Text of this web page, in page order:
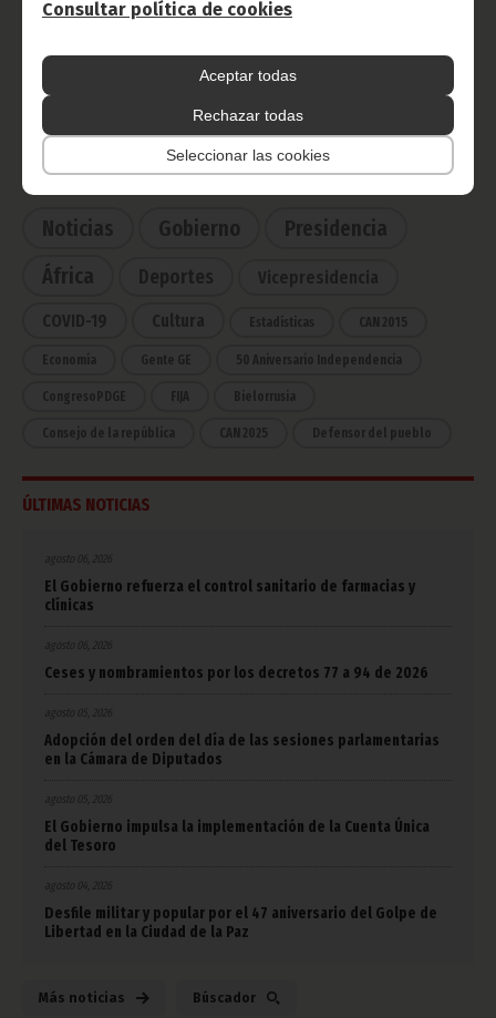
Consultar política de cookies
Aceptar todas
Rechazar todas
Seleccionar las cookies
Radio Nacional de Guinea
Ecuatorial
Haz click aquí para escuchar ahora
CATEGORÍAS
Noticias Gobierno
Presidencia
África
Deportes Vicepresidencia
COVID-19 Cultura Estadísticas CAN 2015
Economía Gente GE 50 Aniversario Independencia
CongresoPDGE FIJA Bielorrusia
Consejo de la república CAN 2025 Defensor del pueblo
ÚLTIMAS NOTICIAS
agosto 06, 2026
El Gobierno refuerza el control sanitario de farmacias y
clínicas
agosto 06, 2026
Ceses y nombramientos por los decretos 77 a 94 de 2026
Adopción del orden del día de las sesiones parlamentarias
en la Cámara de Diputados
El Gobierno impulsa la implementación de la Cuenta Única
del Tesoro
agosto 04, 2026
Desfile militar y popular por el 47 aniversario del Golpe de
Libertad en la Ciudad de la Paz
Más noticias Búscador